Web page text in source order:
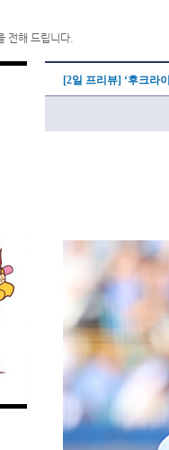
전해 드립니다.
[2일 프리뷰] ‘후크라